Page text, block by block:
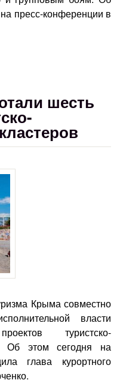
пресс-конференции в
шесть
Крыма совместно
власти
туристско-
Об этом сегодня на
глава курортного